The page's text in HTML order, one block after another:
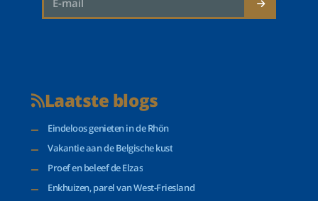
Laatste blogs
Eindeloos genieten in de Rhön
Vakantie aan de Belgische kust
Proef en beleef de Elzas
Enkhuizen, parel van West-Friesland